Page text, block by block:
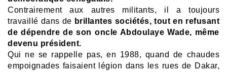
Contrairement aux autres militants, il a toujours
travaillé dans de brillantes sociétés, tout en refusant
de dépendre de son oncle Abdoulaye Wade, même
devenu président.
Qui ne se rappelle pas, en 1988, quand de chaudes
empoignades faisaient légion dans les rues de Dakar,